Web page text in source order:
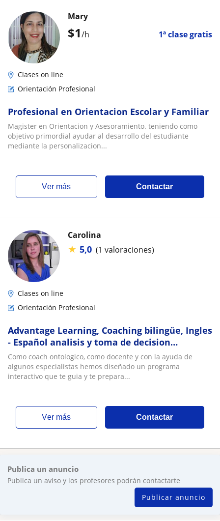
$1/h 1ª clase gratis
Mary
Clases on line
Orientación Profesional
Profesional en Orientacion Escolar y Familiar
Magister en Orientacion y Asesoramiento. teniendo como
objetivo primordial ayudar al desarrollo del estudiante
mediante la personalizacion...
ver más Contactar
Carolina
★ 5,0 (1 valoraciones)
Clases on line
Orientación Profesional
Advantage Learning, Coaching bilingüe, Ingles
- Español analisis y toma de decision
vocacional en la era de la IA
Como coach ontologico, como docente y con la ayuda de
algunos especialistas hemos diseñado un programa
interactivo que te guia y te prepara...
ver más Contactar
Publica un anuncio
Publica un aviso y los profesores podrán contactarte
Publicar anuncio